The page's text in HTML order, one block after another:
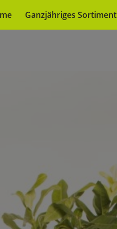
Ganzjähriges Sortiment